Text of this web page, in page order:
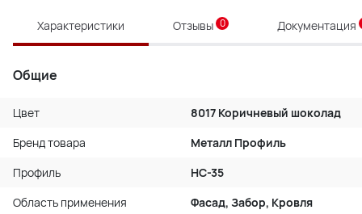
Характеристики Отзывы 0 Документация
Общие
Цвет
8017 Коричневый шоколад
Бренд товара
Металл Профиль
Профиль
НС-35
Область применения
Фасад, Забор, Кровля